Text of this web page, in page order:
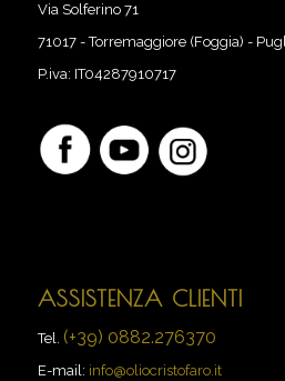
Via Solferino 71
71017-Torremaggiore (Foggia) -
P.iva: IT04287910717
ASSISTENZA CLIENTI
Tel. (+39) 0882.276370
E-mail: info@oliocristofaro.it